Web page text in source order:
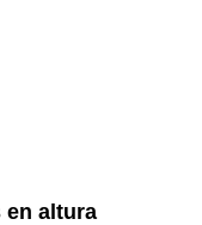
en altura